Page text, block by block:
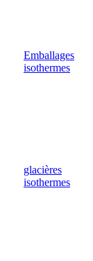
Emballages
isothermes
glacières
isothermes